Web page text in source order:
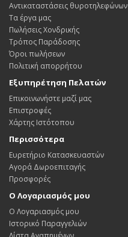
Αντικαταστάσεις θυροτηλεφώνων
Τα έργα μας
Πωλήσεις Χονδρικής
Τρόπος Παράδοσης
Όροι πωλήσεων
Πολιτική απορρήτου
Εξυπηρέτηση Πελατών
Επικοινωνήστε μαζί μας
Επιστροφές
Χάρτης Ιστότοπου
Περισσότερα
Ευρετήριο Κατασκευαστών
Αγορά Δωροεπιταγής
Προσφορές
Ο Λογαριασμός μου
Ο Λογαριασμός μου
Ιστορικό Παραγγελιών